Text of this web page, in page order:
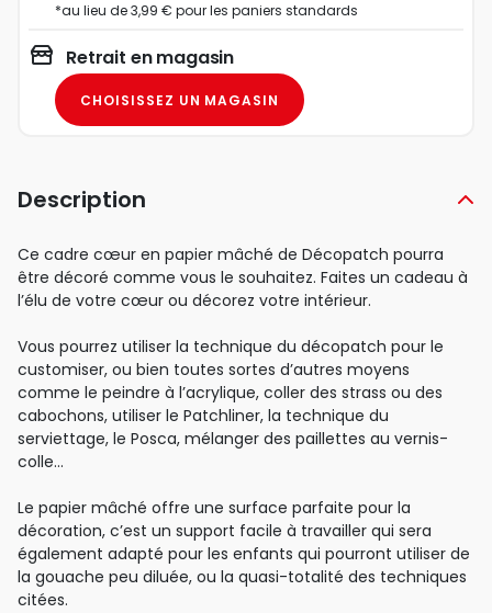
*au lieu de 3,99 € pour les paniers standards
Retrait en magasin
CHOISISSEZ UN MAGASIN
Description
Ce cadre cœur en papier mâché de Décopatch pourra
être décoré comme vous le souhaitez. Faites un cadeau à
l’élu de votre cœur ou décorez votre intérieur.
Vous pourrez utiliser la technique du décopatch pour le
customiser, ou bien toutes sortes d’autres moyens
comme le peindre à l’acrylique, coller des strass ou des
cabochons, utiliser le Patchliner, la technique du
serviettage, le Posca, mélanger des paillettes au vernis-
colle…
Le papier mâché offre une surface parfaite pour la
décoration, c’est un support facile à travailler qui sera
également adapté pour les enfants qui pourront utiliser de
la gouache peu diluée, ou la quasi-totalité des techniques
citées.